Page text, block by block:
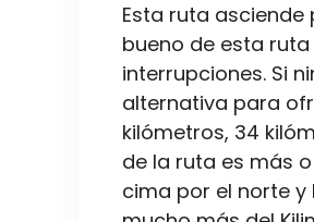
Esta ruta asciende
bueno de esta
interrupciones. Si
alternativa para
kilómetros, 34
de la ruta es más
cima por el norte y